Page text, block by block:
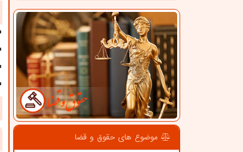
موضوع های حقوق و قضا